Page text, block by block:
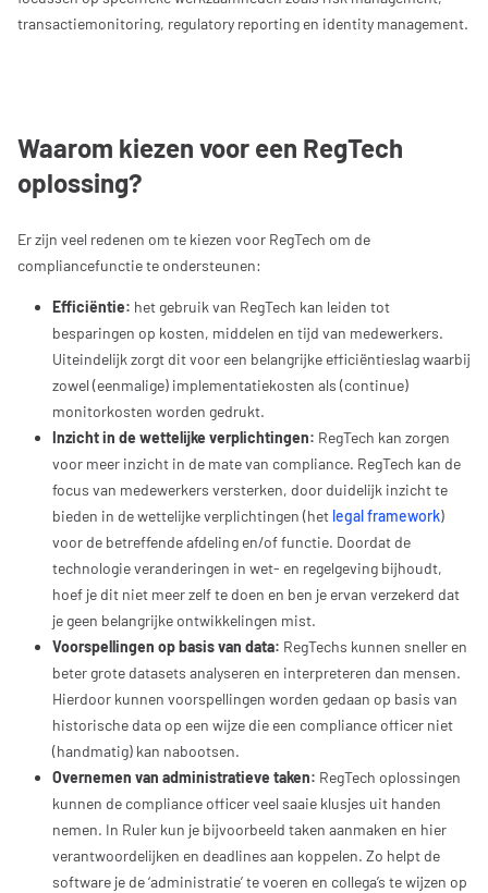
transactiemonitoring, regulatory reporting en identity management.
Waarom kiezen voor een RegTech
oplossing?
Er zijn veel redenen om te kiezen voor RegTech om de
compliancefunctie te ondersteunen:
Efficiëntie: het gebruik van RegTech kan leiden tot
besparingen op kosten, middelen en tijd van medewerkers.
Uiteindelijk zorgt dit voor een belangrijke efficiëntieslag waarbij
zowel (eenmalige) implementatiekosten als (continue)
monitorkosten worden gedrukt.
Inzicht in de wettelijke verplichtingen: RegTech kan zorgen
voor meer inzicht in de mate van compliance. RegTech kan de
focus van medewerkers versterken, door duidelijk inzicht te
bieden in de wettelijke verplichtingen (het legal framework)
voor de betreffende afdeling en/of functie. Doordat de
technologie veranderingen in wet- en regelgeving bijhoudt,
hoef je dit niet meer zelf te doen en ben je ervan verzekerd dat
je geen belangrijke ontwikkelingen mist.
Voorspellingen op basis van data: RegTechs kunnen sneller en
beter grote datasets analyseren en interpreteren dan mensen.
Hierdoor kunnen voorspellingen worden gedaan op basis van
historische data op een wijze die een compliance officer niet
(handmatig) kan nabootsen.
Overnemen van administratieve taken: RegTech oplossingen
kunnen de compliance officer veel saaie klusjes uit handen
nemen. In Ruler kun je bijvoorbeeld taken aanmaken en hier
verantwoordelijken en deadlines aan koppelen. Zo helpt de
software je de ‘administratie’ te voeren en collega’s te wijzen op